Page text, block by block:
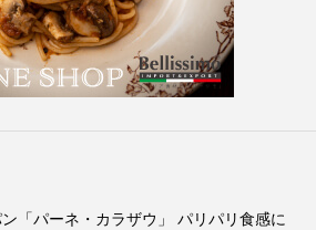
「パーネ・カラザウ」 パリパリ食感に